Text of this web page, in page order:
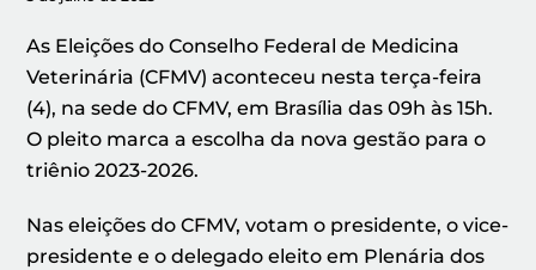
As Eleições do Conselho Federal de Medicina
Veterinária (CFMV) aconteceu nesta terça-feira
(4), na sede do CFMV, em Brasília das 09h às 15h.
O pleito marca a escolha da nova gestão para o
triênio 2023-2026.
Nas eleições do CFMV, votam o presidente, o vice-
presidente e o delegado eleito em Plenária dos